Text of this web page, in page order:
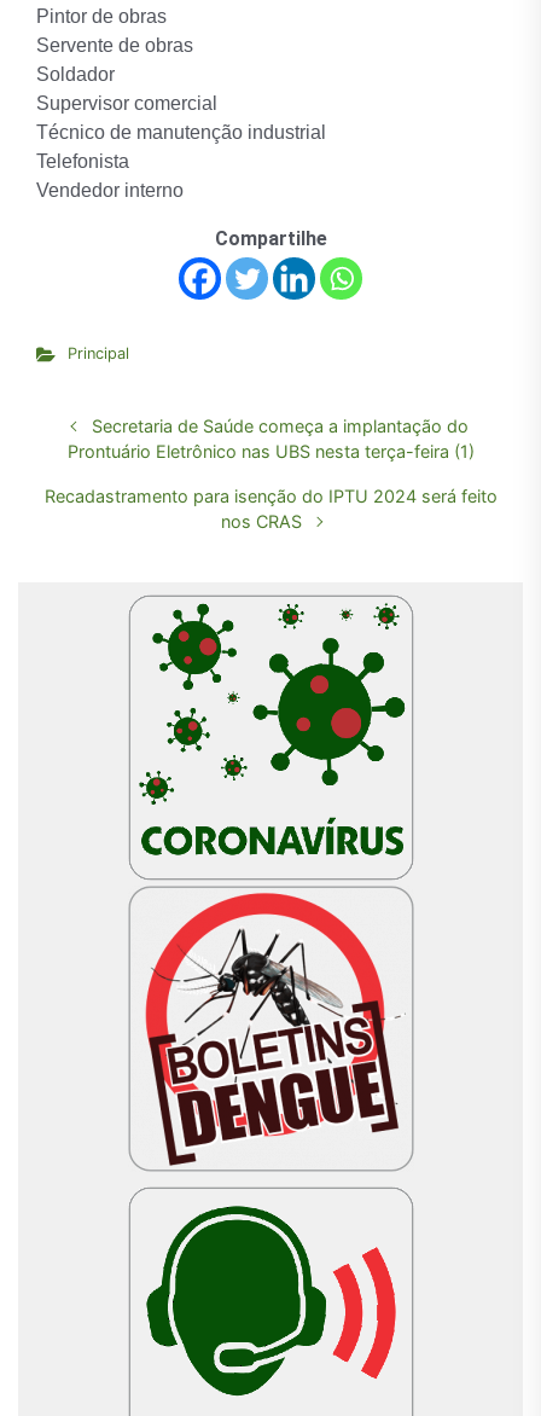
Pintor de obras
Servente de obras
Soldador
Supervisor comercial
Técnico de manutenção industrial
Telefonista
Vendedor interno
Compartilhe
Principal
Secretaria de Saúde começa a implantação do
Prontuário Eletrônico nas UBS nesta terça-feira (1)
Recadastramento para isenção do IPTU 2024 será feito
nos CRAS